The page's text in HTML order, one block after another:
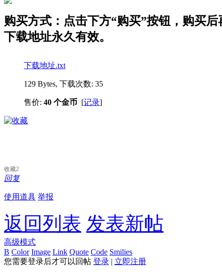
购买方式：点击下方“购买”按钮，购买
下载地址永久有效。
下载地址.txt
129 Bytes, 下载次数: 35
售价: 40 个金币 [记录]
收藏2
回复
使用道具 举报
返回列表 发表新帖
高级模式
B Color Image Link Quote Code Smilies
您需要登录后才可以回帖 登录 | 立即注册